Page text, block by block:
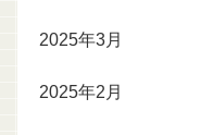
2025年3月
2025年2月